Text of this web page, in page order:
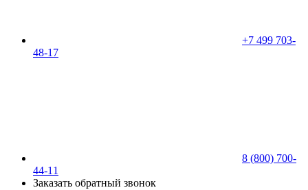
+7 499 703-
48-17
8 (800) 700-
44-11
Заказать обратный звонок